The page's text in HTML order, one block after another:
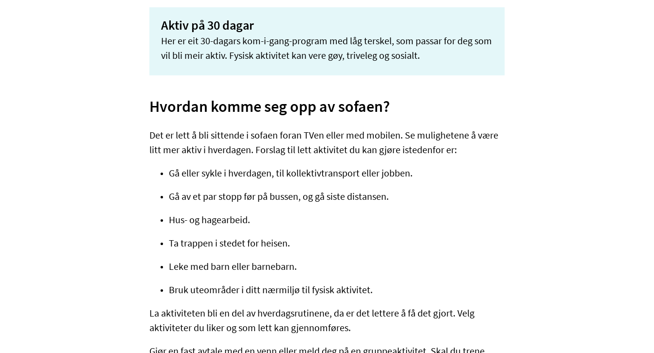
Aktiv på 30 dagar
Her er eit 30-dagars kom-i-gang-program med låg terskel, som passar for deg som
vil bli meir aktiv. Fysisk aktivitet kan vere gøy, triveleg og sosialt.
Hvordan komme seg opp av sofaen?
Det er lett å bli sittende i sofaen foran TVen eller med mobilen. Se mulighetene å være
litt mer aktiv i hverdagen. Forslag til lett aktivitet du kan gjøre istedenfor er:
Gå eller sykle i hverdagen, til kollektivtransport eller jobben.
Gå av et par stopp før på bussen, og gå siste distansen.
Hus- og hagearbeid.
Ta trappen i stedet for heisen.
Leke med barn eller barnebarn.
Bruk uteområder i ditt nærmiljø til fysisk aktivitet.
La aktiviteten bli en del av hverdagsrutinene, da er det lettere å få det gjort. Velg
aktiviteter du liker og som lett kan gjennomføres.